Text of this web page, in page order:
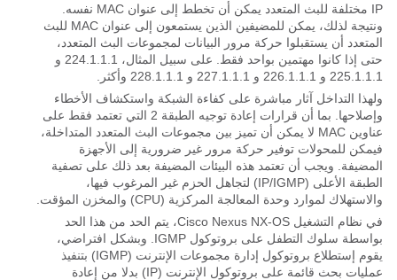
IP مختلفة للبث المتعدد يمكن أن تخطط إلى عنوان MAC نفسه.
ونتيجة لذلك، يمكن للمضيفين الذين يستمعون إلى عنوان MAC للبث
المتعدد أن يستقبلوا حركة مرور البيانات لمجموعات البث المتعدد،
حتى إذا كانوا مهتمين بواحد فقط. على سبيل المثال، 224.1.1.1 و
225.1.1.1 و 226.1.1.1 و 227.1.1.1 و 228.1.1.1 وأكثر.
ولهذا التداخل آثار مباشرة على كفاءة الشبكة واستكشاف الأخطاء
وإصلاحها. بما أن قرارات إعادة توجيه الطبقة 2 التي تعتمد فقط على
عناوين MAC لا يمكن أن تميز بين مجموعات البث المتعدد المتداخلة،
فيمكن للمحولات توفير حركة مرور غير ضرورية إلى الأجهزة
المضيفة. ويجب أن تعتمد هذه البيئات المضيفة بعد ذلك على تصفية
الطبقة الأعلى (IP/IGMP) لتجاهل الحزم غير المرغوب فيها،
والاستهلاك لموارد وحدة المعالجة المركزية (CPU) والمخزن المؤقت.
في نظام التشغيل Cisco Nexus NX-OS، يتم الحد من هذا الحد
بواسطة سلوك التطفل على بروتوكول IGMP. وبشكل افتراضي،
يقوم إستطلاع بروتوكول إدارة مجموعات الإنترنت (IGMP) بتنفيذ
عمليات بحث قائمة على بروتوكول الإنترنت (IP) بدلا من إعادة